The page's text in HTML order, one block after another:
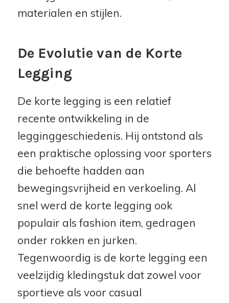
materialen en stijlen.
De Evolutie van de Korte
Legging
De korte legging is een relatief
recente ontwikkeling in de
legginggeschiedenis. Hij ontstond als
een praktische oplossing voor sporters
die behoefte hadden aan
bewegingsvrijheid en verkoeling. Al
snel werd de korte legging ook
populair als fashion item, gedragen
onder rokken en jurken.
Tegenwoordig is de korte legging een
veelzijdig kledingstuk dat zowel voor
sportieve als voor casual